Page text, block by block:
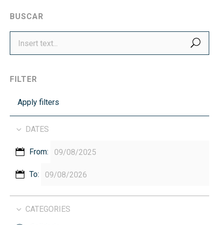
BUSCAR
FILTER
Apply filters
DATES
From:
To:
CATEGORIES